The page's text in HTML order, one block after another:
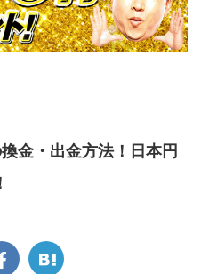
金・出金方法！日本円